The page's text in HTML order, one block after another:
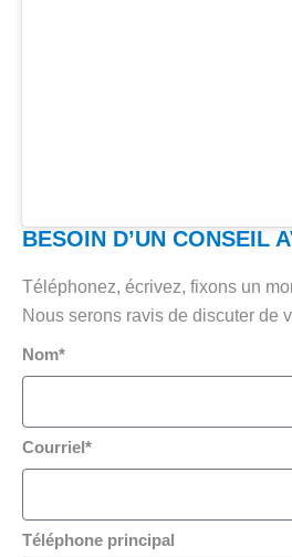
BESOIN D’UN CONSEIL
Téléphonez, écrivez, fixons un
Nous serons ravis de discuter de
Nom*
Courriel*
Téléphone principal